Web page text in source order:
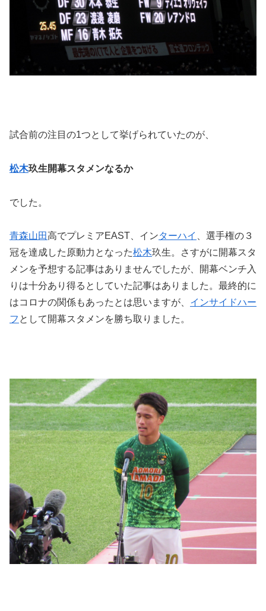
試合前の注目の1つとして挙げられていたのが、
松木玖生開幕スタメンなるか
でした。
青森山田高でプレミアEAST、インターハイ 、選手権の３
冠を達成した原動力となった松木玖生。さすがに開幕スタ
メンを予想する記事はありませんでしたが、開幕ベンチ入
りは十分あり得るとしていた記事はありました。最終的に
はコロナの関係もあったとは思いますが、 インサイドハー
フ として開幕スタメンを勝ち取りました。